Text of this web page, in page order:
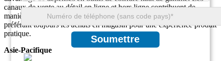
Soumettre
canaux de vente au détail en ligne et hors ligne contribuent de
manière égale à la croissance du marché, les clients européens
préférant toujours les achats en magasin pour une expérience produit
pratique.
Asie-Pacifique